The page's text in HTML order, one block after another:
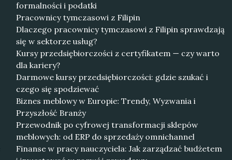
formalności i podatki
Pracownicy tymczasowi z Filipin
Dlaczego pracownicy tymczasowi z Filipin sprawdzają
się w sektorze usług?
Kursy przedsiębiorczości z certyfikatem — czy warto
dla kariery?
Darmowe kursy przedsiębiorczości: gdzie szukać i
czego się spodziewać
Biznes meblowy w Europie: Trendy, Wyzwania i
Przyszłość Branży
Przewodnik po cyfrowej transformacji sklepów
meblowych: od ERP do sprzedaży omnichannel
Finanse w pracy nauczyciela: Jak zarządzać budżetem